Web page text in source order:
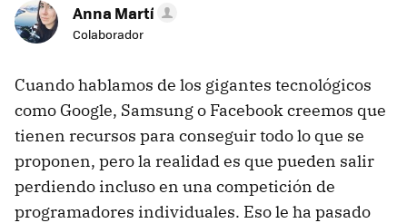
Anna Martí
Colaborador
Cuando hablamos de los gigantes tecnológicos
como Google, Samsung o Facebook creemos que
tienen recursos para conseguir todo lo que se
proponen, pero la realidad es que pueden salir
perdiendo incluso en una competición de
programadores individuales. Eso le ha pasado